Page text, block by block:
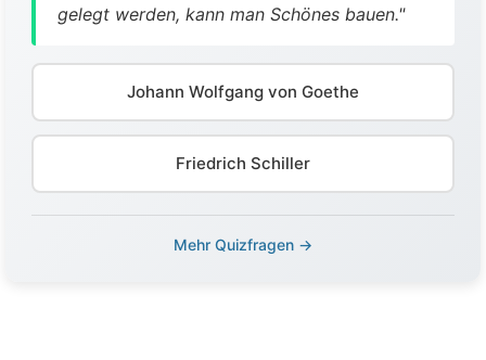
gelegt werden, kann man Schönes bauen."
Johann Wolfgang von Goethe
Friedrich Schiller
Mehr Quizfragen →